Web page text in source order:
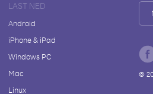
LAST NED
Android
iPhone & iPad
Windows PC
Mac
Linux
©